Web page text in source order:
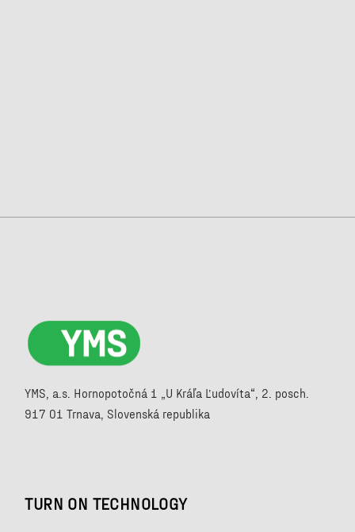
YMS, a.s. Hornopotočná 1 „U Kráľa Ľudovíta“, 2. posch.
917 01 Trnava, Slovenská republika
TURN ON TECHNOLOGY